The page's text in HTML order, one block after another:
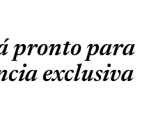
pronto para
exclusiva